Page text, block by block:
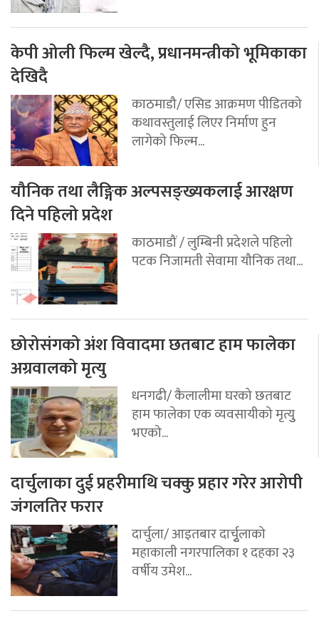
केपी ओली फिल्म खेल्दै, प्रधानमन्त्रीको भूमिकाका
देखिदै
काठमाडौ/ एसिड आक्रमण पीडितको
कथावस्तुलाई लिएर निर्माण हुन
लागेको फिल्म...
यौनिक तथा लैङ्गिक अल्पसङ्ख्यकलाई आरक्षण
दिने पहिलो प्रदेश
काठमाडौं / लुम्बिनी प्रदेशले पहिलो
पटक निजामती सेवामा यौनिक तथा...
छोरोसंगको अंश विवादमा छतबाट हाम फालेका
अग्रवालको मृत्यु
धनगढी/ कैलालीमा घरको छतबाट
हाम फालेका एक व्यवसायीको मृत्युु
भएको...
दार्चुलाका दुई प्रहरीमाथि चक्कु प्रहार गरेर आरोपी
जंगलतिर फरार
दार्चुला/ आइतबार दार्चुृलाको
महाकाली नगरपालिका १ दहका २३
वर्षीय उमेश...